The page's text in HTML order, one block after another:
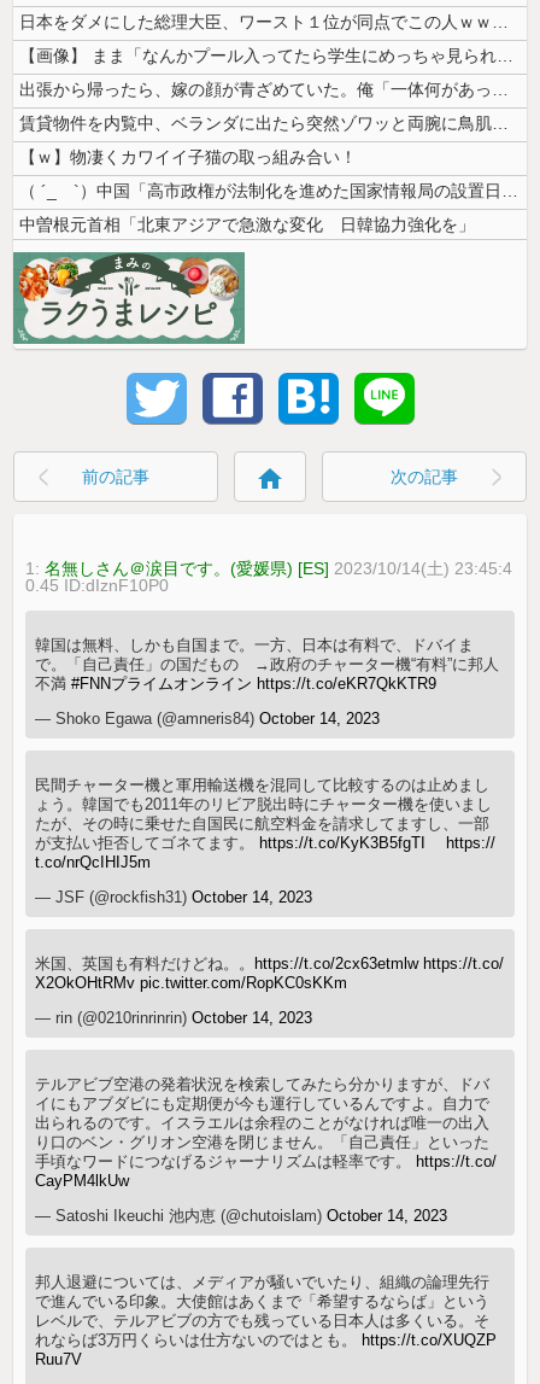
日本をダメにした総理大臣、ワースト１位が同点でこの人ｗｗｗｗｗｗ
【画像】 まま「なんかプール入ってたら学生にめっちゃ見られたw」
出張から帰ったら、嫁の顔が青ざめていた。俺「一体何があったんだ？」嫁「...
賃貸物件を内覧中、ベランダに出たら突然ゾワッと両腕に鳥肌が出た。「やっ...
【ｗ】物凄くカワイイ子猫の取っ組み合い！
（ ´_ゝ`）中国「高市政権が法制化を進めた国家情報局の設置日が7月3...
中曽根元首相「北東アジアで急激な変化 日韓協力強化を」
前の記事 home 次の記事
1:名無しさん＠涙目です。(愛媛県) [ES] 2023/10/14(土) 23:45:4
0.45 ID:dIznF10P0
韓国は無料、しかも自国まで。一方、日本は有料で、ドバイま
で。「自己責任」の国だもの →政府のチャーター機“有料”に邦人
不満#FNNプライムオンライン https://t.co/eKR7QkKTR9
— Shoko Egawa (@amneris84)October 14, 2023
民間チャーター機と軍用輸送機を混同して比較するのは止めまし
ょう。韓国でも2011年のリビア脱出時にチャーター機を使いまし
たが、その時に乗せた自国民に航空料金を請求してますし、一部
が支払い拒否してゴネてます。
https://t.co/KyK3B5fgTI
https://
t.co/nrQcIHIJ5m
— JSF (@rockfish31)October 14, 2023
米国、英国も有料だけどね。。 https://t.co/2cx63etmlw https://t.co/
X2OkOHtRMv pic.twitter.com/RopKC0sKKm
— rin (@0210rinrinrin)October 14, 2023
テルアビブ空港の発着状況を検索してみたら分かりますが、ドバ
イにもアブダビにも定期便が今も運行しているんですよ。自力で
出られるのです。イスラエルは余程のことがなければ唯一の出入
り口のベン・グリオン空港を閉じません。「自己責任」といった
手頃なワードにつなげるジャーナリズムは軽率です。
https://t.co/
CayPM4lkUw
— Satoshi Ikeuchi 池内恵 (@chutoislam)October 14, 2023
邦人退避については、メディアが騒いでいたり、組織の論理先行
で進んでいる印象。大使館はあくまで「希望するならば」という
レベルで、テルアビブの方でも残っている日本人は多くいる。そ
れならば3万円くらいは仕方ないのではとも。
https://t.co/XUQZP
Ruu7V